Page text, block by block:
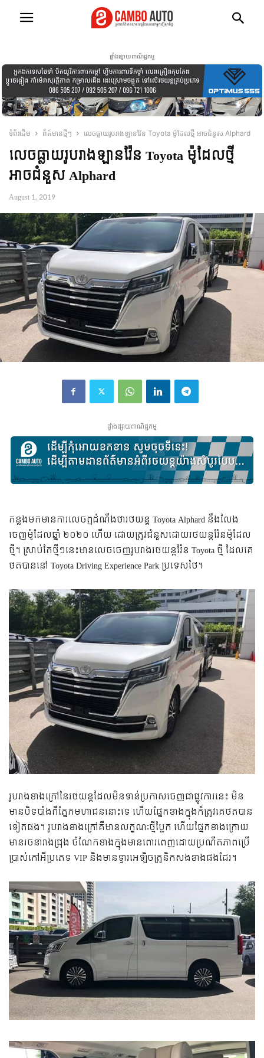
ផ្ទាំងផ្សាយពាណិជ្ជកម្ម
ទំព័រដើម ព័ត៍មានថ្មីៗ លេច​ធ្លាយ​រូបរាង​ឡាន​វ៉ែន Toyota ម៉ូដែលថ្មី អាចជំនួស Alphard
លេច​ធ្លាយ​រូបរាង​ឡាន​វ៉ែន Toyota ម៉ូដែលថ្មី
អាចជំនួស Alphard
August 1, 2019
ផ្ទាំងផ្សាយពាណិជ្ជកម្ម
កន្លង​មក​មាន​ការ​លេច​ឮ​ដំណឹង​ថា​រថយន្ត​ Toyota Alphard នឹង​លែង​
ចេញ​ម៉ូដែល​ឆ្នាំ ២០២០ ហើយ​ ដោយ​ត្រូវ​ជំនួស​ដោយ​រថយន្ត​​វ៉ែន​ម៉ូដែល​
ថ្មី។ ស្រាប់​តែ​ថ្មីៗ​នេះ​មាន​លេច​ចេញ​រូបរាង​រថយន្ត​វ៉ែន​ Toyota ថ្មី ដែល​គេ​
ថត​បាន​នៅ​ Toyota Driving Experience Park ប្រទេស​ថៃ។
រូបរាង​ខាង​ក្រៅ​នៃ​រថយន្ត​ដែល​មិន​ទាន់​ប្រកាស​ចេញ​ជា​ផ្លូវ​ការ​នេះ មិន​
មាន​បិទ​បាំង​​ពី​ភ្នែក​មហាជន​នោះ​ទេ ហើយ​ផ្នែក​ខាង​ក្នុង​ក៏​ត្រូវ​គេ​ថត​បាន​
ទៀត​ផង។​ រូបរាង​ខាង​ក្រៅ​គឺ​មាន​លក្ខណៈ​ថ្មី​ប្លែក ហើយ​ផ្នែក​ខាង​ក្រោយ​
មាន​រចនា​រាង​ជ្រុង ចំណែក​ខាង​ក្នុង​មាន​ពោរពេញ​ដោយ​ប្រណីតភាព​ប្រើ​
ប្រាស់​កៅអី​ប្រភេទ VIP និង​មាន​ទ្វារ​អេឡិចត្រូនិក​សង​ខាង​ផង​ដែរ។